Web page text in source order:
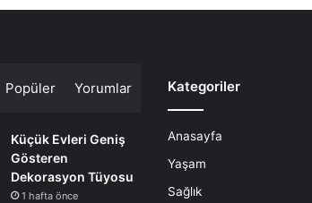
Popüler Yorumlar
Küçük Evleri Geniş
Gösteren
Dekorasyon Tüyosu
1 hafta önce
Kategoriler
Anasayfa
Yaşam
Sağlık